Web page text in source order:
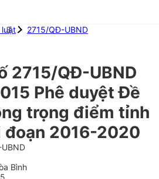
luật 2715/QĐ-UBND
2715/QĐ-UBND
Phê duyệt Đề
trọng điểm tỉnh
đoạn 2016-2020
Bình